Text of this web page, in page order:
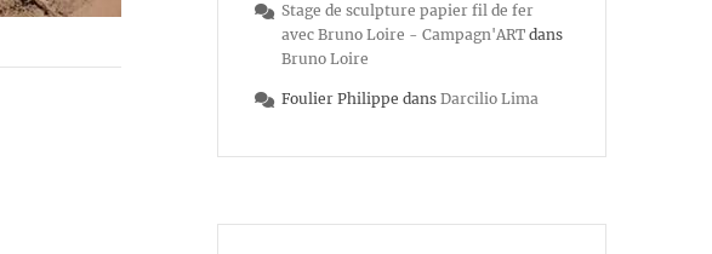
Stage de sculpture papier fil de fer
avec Bruno Loire - Campagn'ART dans
Bruno Loire
Foulier Philippe dans Darcilio Lima